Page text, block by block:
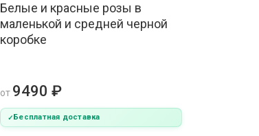
Белые и красные розы в
маленькой и средней черной
коробке
от 9490 ₽
Бесплатная доставка